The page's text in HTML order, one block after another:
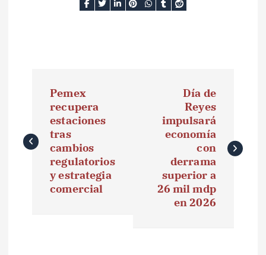
v
e
Pemex
recupera
estaciones
tras
cambios
regulatorios
y estrategia
comercial
Día de
Reyes
impulsará
economía
con
derrama
superior a
26 mil mdp
en 2026